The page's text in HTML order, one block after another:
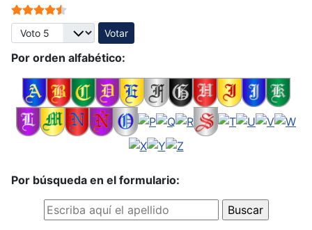
Ratio:4.5/
Por favor, vote
Por orden alfabético:
Por búsqueda en el formulario: